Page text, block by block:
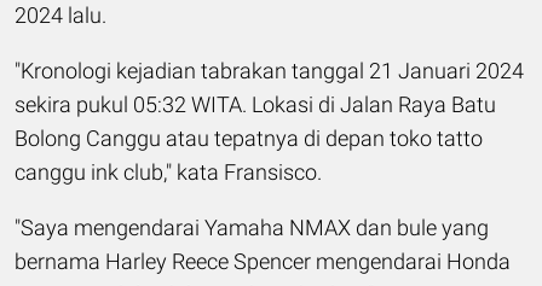
2024 lalu.
"Kronologi kejadian tabrakan tanggal 21 Januari 2024
sekira pukul 05:32 WITA. Lokasi di Jalan Raya Batu
Bolong Canggu atau tepatnya di depan toko tatto
canggu ink club," kata Fransisco.
"Saya mengendarai Yamaha NMAX dan bule yang
bernama Harley Reece Spencer mengendarai Honda